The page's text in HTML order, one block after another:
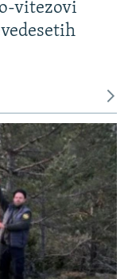
vitezovi